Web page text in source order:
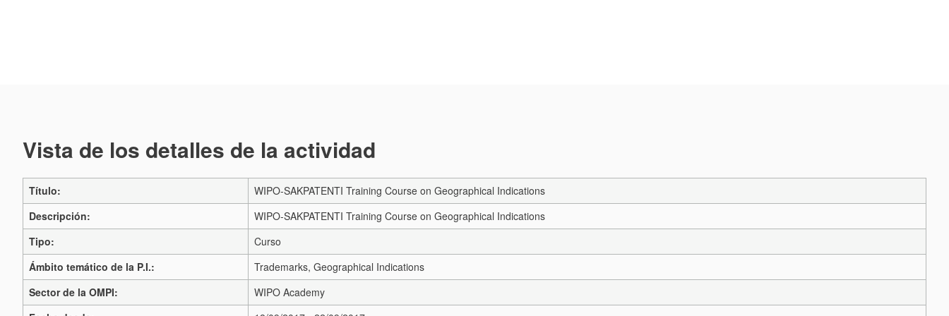
Vista de los detalles de la actividad
Título:
WIPO-SAKPATENTI Training Course on Geographical Indications
Descripción:
WIPO-SAKPATENTI Training Course on Geographical Indications
Tipo:
Curso
Ámbito temático de la P.I.:
Trademarks, Geographical Indications
Sector de la OMPI:
WIPO Academy